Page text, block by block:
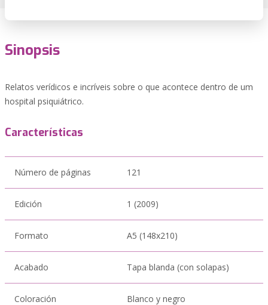
Sinopsis
Relatos verídicos e incríveis sobre o que acontece dentro de um
hospital psiquiátrico.
Características
Número de páginas 121
Edición 1 (2009)
Formato A5 (148x210)
Acabado Tapa blanda (con solapas)
Coloración Blanco y negro